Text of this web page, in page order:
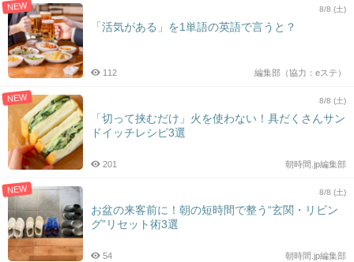
NEW 8/8 (土)
「活気がある」を1単語の英語で言うと？
編集部（協力：eステ）
112
NEW 8/8 (土)
「切って挟むだけ」火を使わない！具だくさんサン
ドイッチレシピ3選
朝時間.jp編集部
201
NEW 8/8 (土)
お盆の来客前に！朝の短時間で整う“玄関・リビン
グ”リセット術3選
朝時間.jp編集部
54